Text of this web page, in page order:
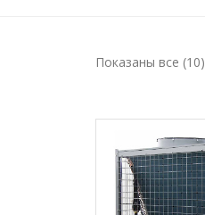
Показаны все (10)